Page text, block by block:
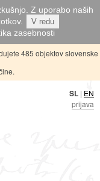
Z uporabo naših
V redu
zasebnosti
485 objektov slovenske
SL | EN
prijava